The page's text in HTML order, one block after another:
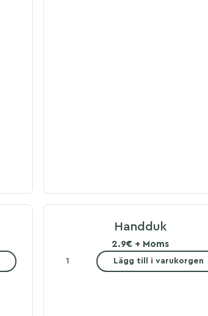
Handduk
2.9€ + Moms
Lägg till i varukorgen